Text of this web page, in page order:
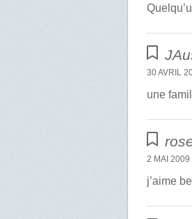
30 AVRIL
une
2 MAI 2009
j’aime